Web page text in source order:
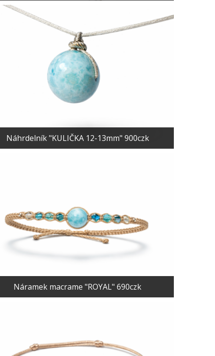
Náhrdelník "KULIČKA 12-13mm" 900czk
Náramek macrame "ROYAL" 690czk